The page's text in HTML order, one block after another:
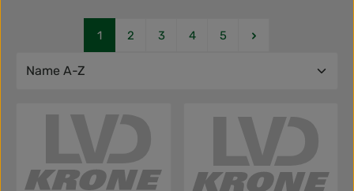
Seite
1 Seite
2 Seite
3 Seite
4 Seite
5